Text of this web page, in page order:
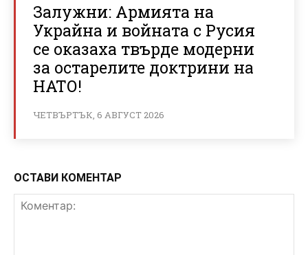
Залужни: Армията на
Украйна и войната с Русия
се оказаха твърде модерни
за остарелите доктрини на
НАТО!
ЧЕТВЪРТЪК, 6 АВГУСТ 2026
ОСТАВИ КОМЕНТАР